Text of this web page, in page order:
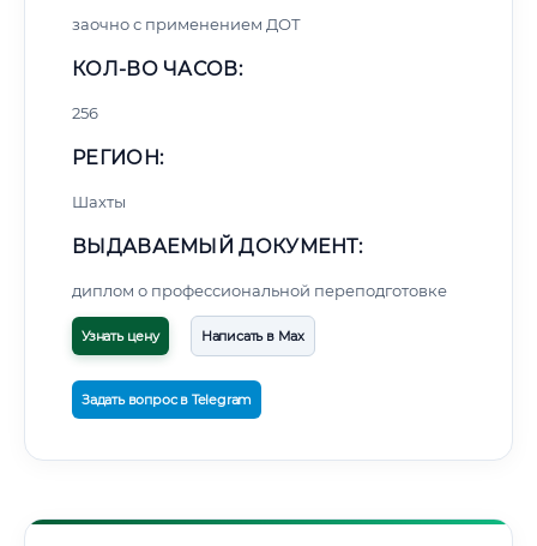
заочно с применением ДОТ
КОЛ-ВО ЧАСОВ:
256
РЕГИОН:
Шахты
ВЫДАВАЕМЫЙ ДОКУМЕНТ:
диплом о профессиональной переподготовке
Узнать цену Написать в Max
Задать вопрос в Telegram